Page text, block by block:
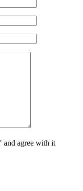
and agree with it